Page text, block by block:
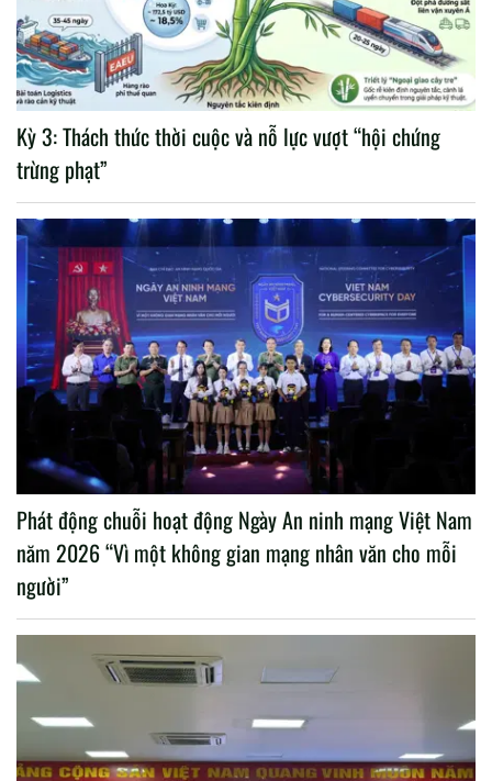
Kỳ 3: Thách thức thời cuộc và nỗ lực vượt “hội chứng
trừng phạt”
Phát động chuỗi hoạt động Ngày An ninh mạng Việt Nam
năm 2026 “Vì một không gian mạng nhân văn cho mỗi
người”